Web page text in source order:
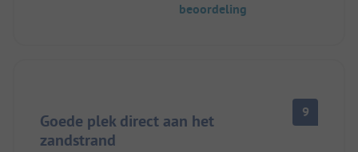
beoordeling
Goede plek direct aan het
zandstrand
9